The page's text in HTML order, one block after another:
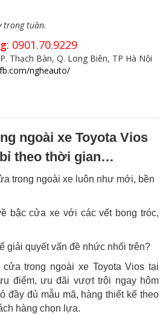
trong tuần.
: 0901.70.9229
Thạch Bàn, Q. Long Biên, TP Hà Nội
ngheauto/
ngoài xe Toyota Vios
theo thời gian…
trong ngoài xe luôn như mới, bền
bậc cửa xe với các vết bong tróc,
giải quyết vấn đề nhức nhối trên?
trong ngoài xe Toyota Vios tại
điểm, ưu đãi vượt trội ngay hôm
đầy đủ mẫu mã, hàng thiết kế theo
hàng chọn lựa.